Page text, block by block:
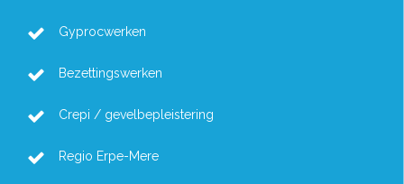
Gyprocwerken
Bezettingswerken
Crepi / gevelbepleistering
Regio Erpe-Mere